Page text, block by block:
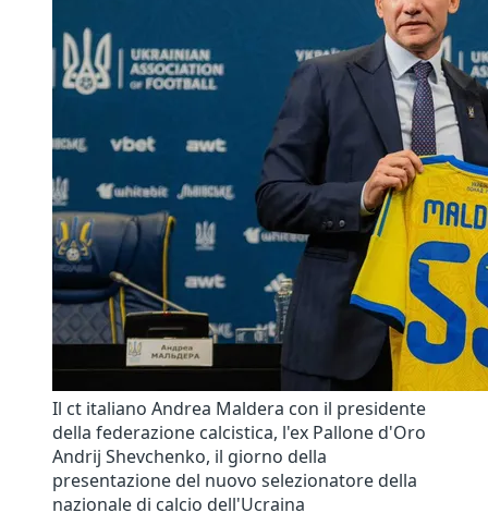
Il ct italiano Andrea Maldera con il presidente
della federazione calcistica, l'ex Pallone d'Oro
Andrij Shevchenko, il giorno della
presentazione del nuovo selezionatore della
nazionale di calcio dell'Ucraina